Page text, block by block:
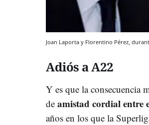
Joan Laporta y Florentino Pérez,
Adiós a A22
Y es que la consecuencia
de amistad cordial entre
años en los que la